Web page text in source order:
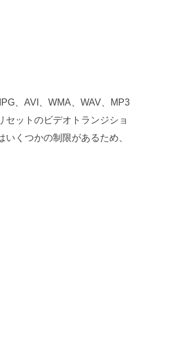
、AVI、WMA、WAV、MP3
セットのビデオトランジショ
くつかの制限があるため、